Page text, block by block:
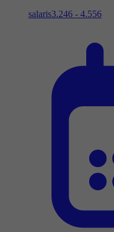
salaris3.246 - 4.556